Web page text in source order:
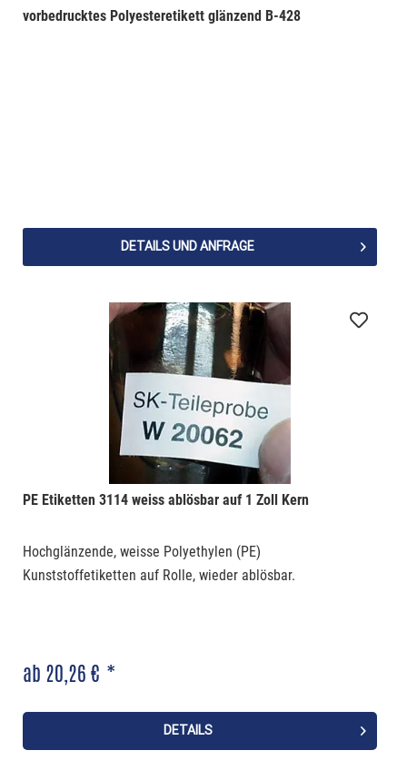
vorbedrucktes Polyesteretikett glänzend B-428
DETAILS UND ANFRAGE
PE Etiketten 3114 weiss ablösbar auf 1 Zoll Kern
Hochglänzende, weisse Polyethylen (PE)
Kunststoffetiketten auf Rolle, wieder ablösbar.
ab 20,26 € *
DETAILS